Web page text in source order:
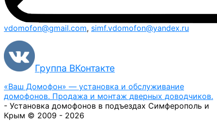
vdomofon@gmail.com, simf.vdomofon@yandex.ru
Группа ВКонтакте
«Ваш Домофон» — установка и обслуживание
домофонов. Продажа и монтаж дверных доводчиков.
- Установка домофонов в подъездах Симферополь и
Крым © 2009 - 2026